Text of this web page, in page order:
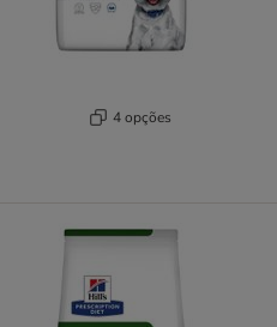
4 opções